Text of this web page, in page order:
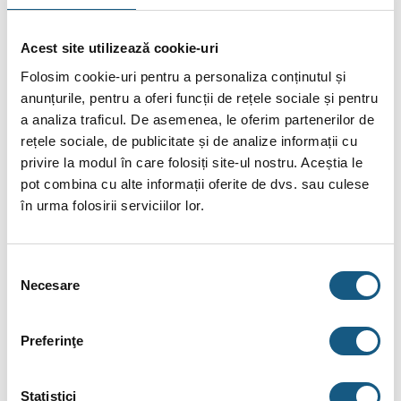
Acest site utilizează cookie-uri
Folosim cookie-uri pentru a personaliza conținutul și
anunțurile, pentru a oferi funcții de rețele sociale și pentru
a analiza traficul. De asemenea, le oferim partenerilor de
rețele sociale, de publicitate și de analize informații cu
privire la modul în care folosiți site-ul nostru. Aceștia le
pot combina cu alte informații oferite de dvs. sau culese
în urma folosirii serviciilor lor.
consimțământului
Necesare
Preferinţe
Statistici
DESCRIERE
INFORMAȚII SUPLIMENTARE
BRAND
Utilizare: instalații sanitare / sisteme încălzire